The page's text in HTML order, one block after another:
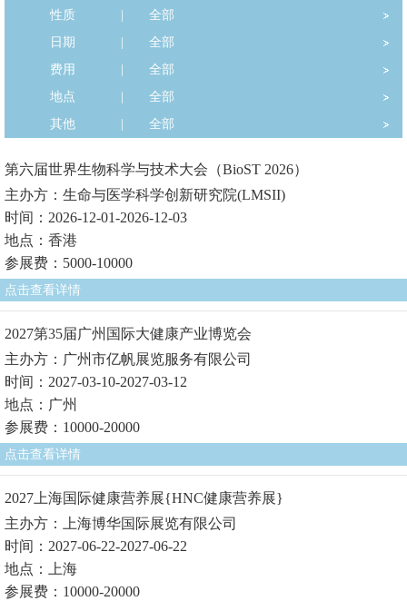
性质
全部
日期
全部
费用
全部
地点
全部
其他
全部
第六届世界生物科学与技术大会（BioST 2026）
主办方：生命与医学科学创新研究院(LMSII)
时间：2026-12-01-2026-12-03
地点：香港
参展费：5000-10000
点击查看详情
2027第35届广州国际大健康产业博览会
主办方：广州市亿帆展览服务有限公司
时间：2027-03-10-2027-03-12
地点：广州
参展费：10000-20000
点击查看详情
2027上海国际健康营养展{HNC健康营养展}
主办方：上海博华国际展览有限公司
时间：2027-06-22-2027-06-22
地点：上海
参展费：10000-20000